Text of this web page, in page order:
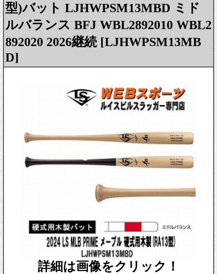
型)バット LJHWPSM13MBD ミド
ルバランス BFJ WBL2892010 WBL2
892020 2026継続 [LJHWPSM13MB
D]
詳細は画像をクリック！